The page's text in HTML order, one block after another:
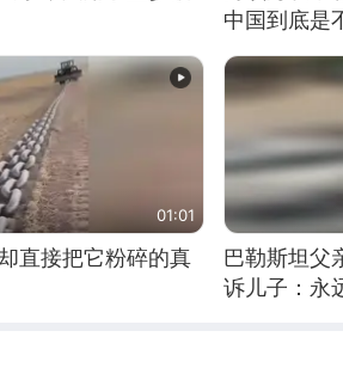
中国到底是
01:01
直接把它粉碎的真
巴勒斯坦父
诉儿子：永